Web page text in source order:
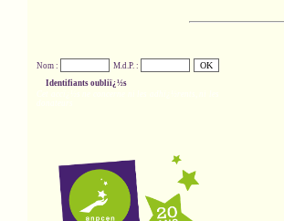
Nom :
M.d.P. :
Identifiants oubliï¿½s